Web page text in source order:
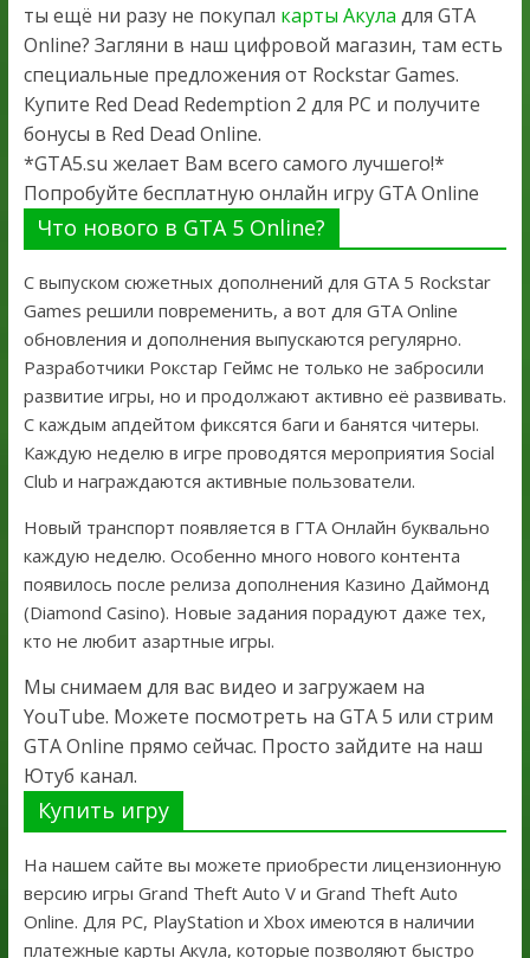
ты ещё ни разу не покупал карты Акула для GTA
Online? Загляни в наш цифровой магазин, там есть
специальные предложения от Rockstar Games.
Купите Red Dead Redemption 2 для PC и получите
бонусы в Red Dead Online.
*GTA5.su желает Вам всего самого лучшего!*
Попробуйте бесплатную онлайн игру GTA Online
Что нового в GTA 5 Online?
С выпуском сюжетных дополнений для GTA 5 Rockstar
Games решили повременить, а вот для GTA Online
обновления и дополнения выпускаются регулярно.
Разработчики Рокстар Геймс не только не забросили
развитие игры, но и продолжают активно её развивать.
С каждым апдейтом фиксятся баги и банятся читеры.
Каждую неделю в игре проводятся мероприятия Social
Club и награждаются активные пользователи.
Новый транспорт появляется в ГТА Онлайн буквально
каждую неделю. Особенно много нового контента
появилось после релиза дополнения Казино Даймонд
(Diamond Casino). Новые задания порадуют даже тех,
кто не любит азартные игры.
Мы снимаем для вас видео и загружаем на
YouTube. Можете посмотреть на GTA 5 или стрим
GTA Online прямо сейчас. Просто зайдите на наш
Ютуб канал.
Купить игру
На нашем сайте вы можете приобрести лицензионную
версию игры Grand Theft Auto V и Grand Theft Auto
Online. Для PC, PlayStation и Xbox имеются в наличии
платежные карты Акула, которые позволяют быстро